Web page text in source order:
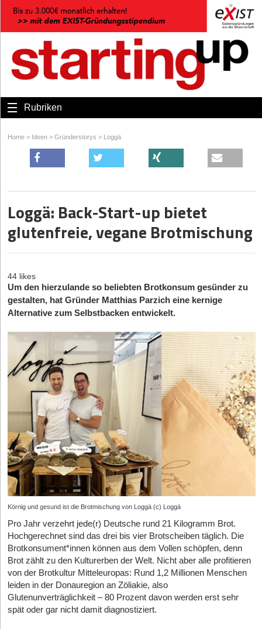
Rubriken
Home > Ideen > Gründerstorys > Loggä
Loggä: Back-Start-up bietet
glutenfreie, vegane Brotmischung
44 likes
Um den hierzulande so beliebten Brotkonsum gesünder zu
gestalten, hat Gründer Matthias Parzich eine kernige
Alternative zum Selbstbacken entwickelt.
Körnig und gesund ist die Brotmischung von Loggä (c) Loggä
Pro Jahr verzehrt jede(r) Deutsche rund 21 Kilogramm Brot.
Hochgerechnet sind das drei bis vier Brotscheiben täglich. Die
Brotkonsument*innen können aus dem Vollen schöpfen, denn
Brot zählt zu den Kulturerben der Welt. Nicht aber alle profitieren
von der Brotkultur Mitteleuropas: Rund 1,2 Millionen Menschen
leiden in der Donauregion an Zöliakie, also
Glutenunverträglichkeit – 80 Prozent davon werden erst sehr
spät oder gar nicht damit diagnostiziert.